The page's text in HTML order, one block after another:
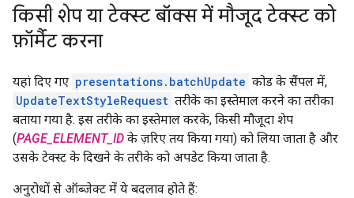
किसी शेप या टेक्स्ट बॉक्स में मौजूद टेक्स्ट को
फ़ॉर्मैट करना
यहां दिए गए presentations.batchUpdate कोड के सैंपल में,
UpdateTextStyleRequest तरीके का इस्तेमाल करने का तरीका
बताया गया है. इस तरीके का इस्तेमाल करके, किसी मौजूदा शेप
(PAGE_ELEMENT_ID के ज़रिए तय किया गया) को लिया जाता है और
उसके टेक्स्ट के दिखने के तरीके को अपडेट किया जाता है.
अनुरोधों से ऑब्जेक्ट में ये बदलाव होते हैं: